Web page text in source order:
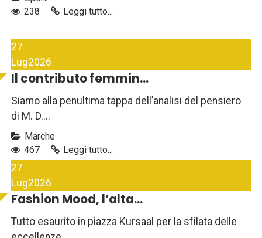
238
Leggi tutto...
27
Lug2026
Il contributo femmin...
Siamo alla penultima tappa dell’analisi del pensiero
di M. D....
Marche
467
Leggi tutto...
27
Lug2026
Fashion Mood, l’alta...
Tutto esaurito in piazza Kursaal per la sfilata delle